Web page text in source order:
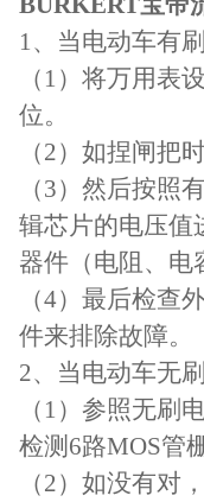
1、当电动车有
（1）将万用表
位。
（2）如捏闸把
（3）然后按照
辑芯片的电压
器件（电阻、电
（4）最后检查
件来排除故障。
2、当电动车无
（1）参照无刷
检测6路MOS管
（2）如没有对